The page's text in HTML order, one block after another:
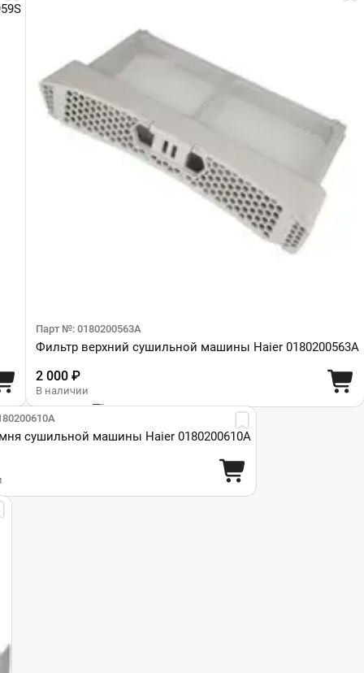
Парт №: 0180200563A
Фильтр верхний сушильной машины Haier 0180200563A
2 000 ₽
В наличии
сушильной машины Haier 0180200610A